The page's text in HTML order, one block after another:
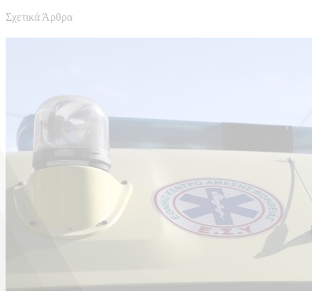
Σχετικά Άρθρα